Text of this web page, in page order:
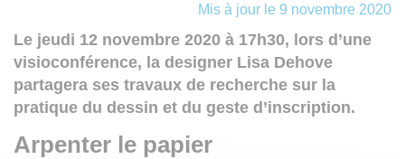
Mis à jour le 9 novembre 2020
Le jeudi 12 novembre 2020 à 17h30, lors d’une
visioconférence, la designer Lisa Dehove
partagera ses travaux de recherche sur la
pratique du dessin et du geste d’inscription.
Arpenter le papier